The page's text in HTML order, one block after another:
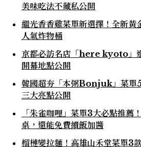
美味吃法不藏私公開
繼光香香雞菜單新選擇！全新黃
人氣炸物桶
京都必訪名店「here kyoto」
開幕地點公開
韓國超夯「本粥Bonjuk」菜單
三大亮點公開
「朱雀咖哩」菜單3大必點推薦
桌，還能免費續飯加醬
榴槤變拉麵！高雄山禾堂菜單3